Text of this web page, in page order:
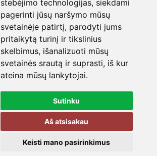
stebėjimo technologijas, siekdami
pagerinti jūsų naršymo mūsų
svetainėje patirtį, parodyti jums
pritaikytą turinį ir tikslinius
skelbimus, išanalizuoti mūsų
svetainės srautą ir suprasti, iš kur
ateina mūsų lankytojai.
Sutinku
Aš atsisakau
Keisti mano pasirinkimus